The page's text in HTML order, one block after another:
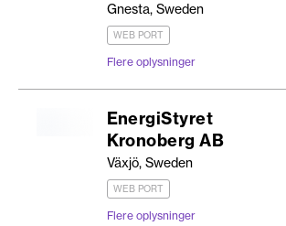
Gnesta, Sweden
WEB PORT
Flere oplysninger
EnergiStyret
Kronoberg AB
Växjö, Sweden
WEB PORT
Flere oplysninger